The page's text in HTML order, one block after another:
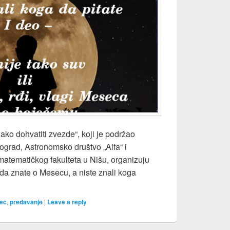
dohvatiti zvezde“, koji je podržao
Astronomsko društvo „Alfa“ i
fakulteta u Nišu, organizuju
znate o Mesecu, a niste znali koga
što ste želeli da znate o Mesecu, a niste znali koga da
,predavanje | Leave a reply